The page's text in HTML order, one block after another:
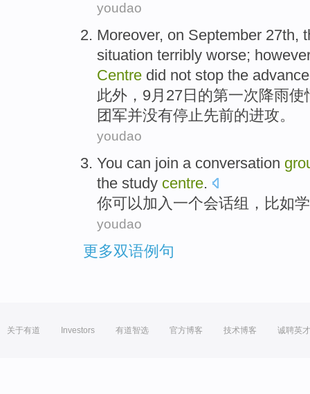
youdao
Moreover, on September 27th,
situation terribly worse; however
Centre did not stop the
此外 ， 9月 27日 的第一次降雨使
团军并没有停止先前的进攻。
youdao
You can join a conversation
the study centre.
你可以加入一个会话组，比如
youdao
更多双语例句
关于有道 Investors 有道智选 官方博客 技术博客 诚聘英才